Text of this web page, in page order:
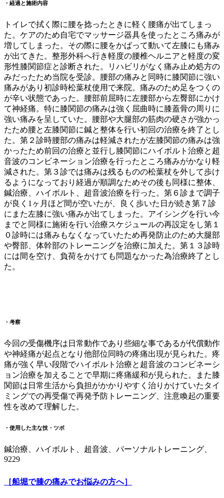
・経過と施術内容
トイレで拭く際に腰を捻ったときに軽く腰痛が出てしまっ
た。ケアのため自宅でマッサージ器具を使ったところ痛みが
増してしまった。その際に腰をかばって動いて左膝にも痛み
が出てきた。整形外科へ行き軽度の腰椎ヘルニアと軽度の変
形性膝関節症と診断された。リハビリがなく痛み止め処方の
みだったため当院を受診。腰部の痛みと同時に膝関節に強い
痛みがあり初診時松葉杖使用で来院。痛みのため足をつくの
が辛い状態であった。腰部前屈時に左腰部から左臀部にかけ
て神経痛。特に膝関節の痛みは強く屈曲時に膝蓋骨の周りに
強い痛みを呈していた。腰部や大腿部の筋肉の硬さが強かっ
たため腰と左膝関節に鍼と整体を行い初回の治療を終了とし
た。第２診時腰部の痛みは軽減されたが左膝関節の痛みは強
かったため前回の治療と並行し膝関節にハイボルト治療と超
音波のコンビネーション治療を行ったところ痛みがかなり軽
減された。第３診では痛みは残るものの松葉杖を外して歩け
るようになっており経過が順調なためその後も同様に整体、
鍼治療、ハイボルト、超音波治療を行った。第６診まで調子
が良く1ヶ月ほど間が空いたが、良く歩いた日が続き第７診
にまた左膝に強い痛みが出てしまった。アイシングを行い今
までと同様に施術を行い治療スケジュールの再設定をし第１
０診時には痛みもなくなっていたため再発防止のため大腿部
や臀部、体幹部のトレーニングを治療に加えた。第１３診時
には間を空け、負荷をかけても問題なかった為治療終了とし
た。
・考察
今回の受傷機序は日常動作であり些細な事であるが代償動作
や神経痛が起点となり他部位同時の疼痛出現が見られた。疼
痛が強く早い段階でハイボルト治療と超音波のコンビネーシ
ョン治療を加えることで早期に疼痛緩和が見られた。また膝
関節は日常生活から負担がかかりやすく治りかけていたタイ
ミングでの再受傷で再発予防トレーニング、注意喚起の重要
性を改めて理解した。
・使用した主な技・ツボ
鍼治療、ハイボルト、超音波、パーソナルトレーニング、
9229
［船堀で膝の痛みでお悩みの方へ］